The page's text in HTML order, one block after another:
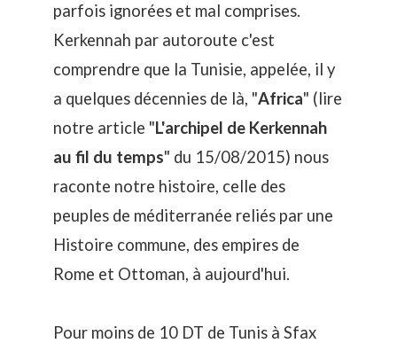
parfois ignorées et mal comprises.
Kerkennah par autoroute c'est
comprendre que la Tunisie, appelée, il y
a quelques décennies de là, "Africa" (lire
notre article "L'archipel de Kerkennah
au fil du temps" du 15/08/2015) nous
raconte notre histoire, celle des
peuples de méditerranée reliés par une
Histoire commune, des empires de
Rome et Ottoman, à aujourd'hui.
Pour moins de 10 DT de Tunis à Sfax